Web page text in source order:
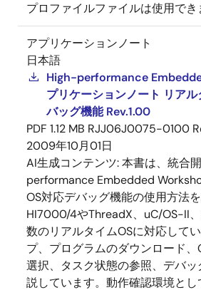
プロファイルファイルは使用でき
アプリケーションノート
日本語
High-performance
プリケーションノート リア
バッグ機能 Rev.1.00
PDF 1.12 MB RJJ06J0075-0100
2009年10月01日
AI生成コンテンツ:本書は、統合
performance Embedded
OS対応デバッグ機能の使用方法
HI7000/4やThreadX、uC/OS-II、
数のリアルタイムOSに対応して
プ、プログラムのダウンロード
選択、タスク状態の参照、デバ
説しています。動作確認環境と